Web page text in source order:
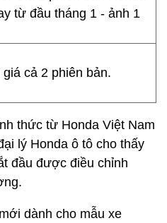
cả 2 phiên bản.
thức từ Honda Việt Nam
lý Honda ô tô cho thấy
đầu được điều chỉnh
dành cho mẫu xe